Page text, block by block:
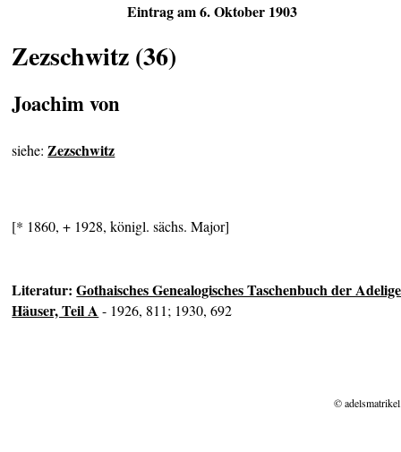
Eintrag am 6. Oktober 1903
Zezschwitz (36)
Joachim von
siehe: Zezschwitz
[* 1860, + 1928, königl. sächs. Major]
Literatur:Gothaisches Genealogisches Taschenbuch der
Häuser, Teil A - 1926, 811; 1930, 692
©